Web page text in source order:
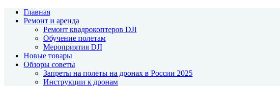
Главная
Ремонт и аренда
Ремонт квадрокоптеров DJI
Обучение полетам
Мероприятия DJI
Новые товары
Обзоры советы
Запреты на полеты на дронах в России 2025
Инструкции к дронам